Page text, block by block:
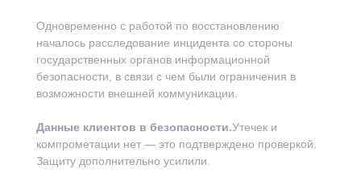
Одновременно с работой по восстановлению
началось расследование инцидента со стороны
государственных органов информационной
безопасности, в связи с чем были ограничения в
возможности внешней коммуникации.
Данные клиентов в безопасности.Утечек и
компрометации нет — это подтверждено проверкой.
Защиту дополнительно усилили.